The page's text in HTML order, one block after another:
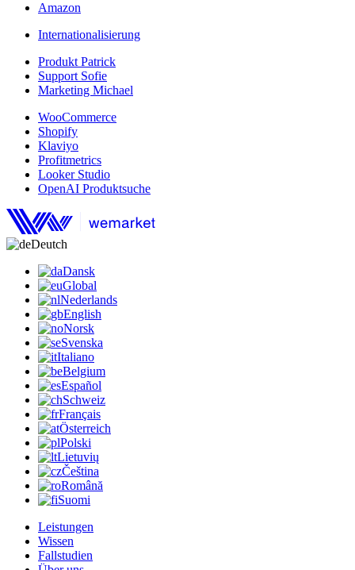
Amazon
Internationalisierung
Produkt Patrick
Support Sofie
Marketing Michael
WooCommerce
Shopify
Klaviyo
Profitmetrics
Looker Studio
OpenAI Produktsuche
Deutch
Dansk
Global
Nederlands
English
Norsk
Svenska
Italiano
Belgium
Español
Schweiz
Français
Österreich
Polski
Lietuvių
Čeština
Română
Suomi
Leistungen
Wissen
Fallstudien